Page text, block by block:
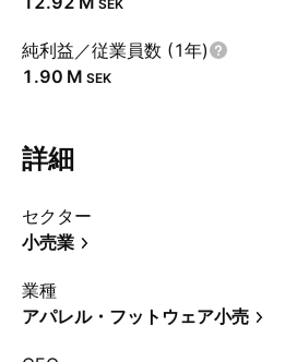
SEK
純利益／従業員数 (1年)
‪1.90 M‬ SEK
詳細
セクター
小売業
業種
アパレル・フットウェア小売